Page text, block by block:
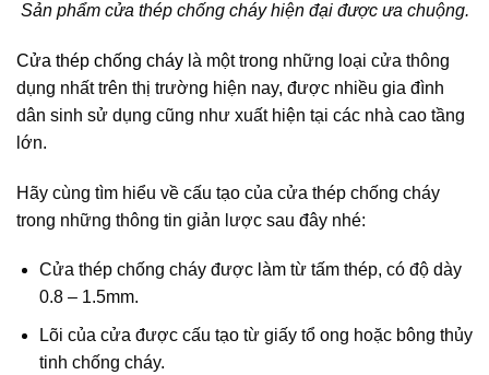
Sản phẩm cửa thép chống cháy hiện đại được ưa chuộng.
Cửa thép chống cháy là một trong những loại cửa thông
dụng nhất trên thị trường hiện nay, được nhiều gia đình
dân sinh sử dụng cũng như xuất hiện tại các nhà cao tầng
lớn.
Hãy cùng tìm hiểu về cấu tạo của cửa thép chống cháy
trong những thông tin giản lược sau đây nhé:
Cửa thép chống cháy được làm từ tấm thép, có độ dày
0.8 – 1.5mm.
Lõi của cửa được cấu tạo từ giấy tổ ong hoặc bông thủy
tinh chống cháy.